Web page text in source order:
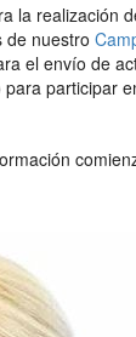
la realización
de nuestro
el envío de
participar